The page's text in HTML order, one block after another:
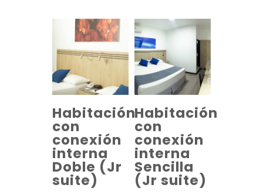
Habitación
con
conexión
interna
Doble (Jr
suite)
Habitación
con
conexión
interna
Sencilla
(Jr suite)